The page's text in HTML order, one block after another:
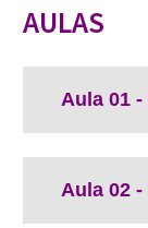
AULAS
Aula 01
Aula 02